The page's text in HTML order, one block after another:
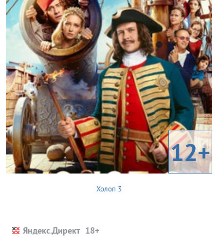
12+
Холоп 3
Яндекс.Директ